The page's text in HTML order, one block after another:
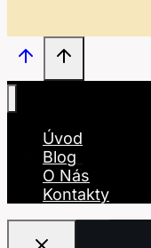
Úvod
Blog
O Nás
Kontakty